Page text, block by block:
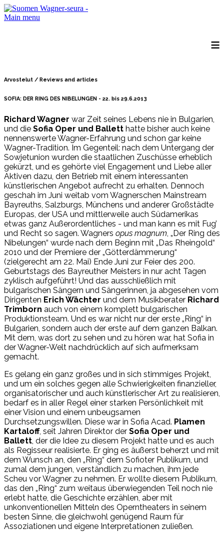
Main menu
≡
Arvostelut / Reviews and articles
SOFIA: DER RING DES NIBELUNGEN - 22. bis 29.6.2013
Richard Wagner war Zeit seines Lebens nie in Bulgarien,
und die Sofia Oper und Ballett hatte bisher auch keine
nennenswerte Wagner-Erfahrung und schon gar keine
Wagner-Tradition. Im Gegenteil: nach dem Untergang der
Sowjetunion wurden die staatlichen Zuschüsse erheblich
gekürzt, und es gehörte viel Engagement und Liebe aller
Aktiven dazu, den Betrieb mit einem interessanten
künstlerischen Angebot aufrecht zu erhalten. Dennoch
geschah im Juni weitab vom Wagnerschen Mainstream
Bayreuths, Salzburgs, Münchens und anderer Großstädte
Europas, der USA und mittlerweile auch Südamerikas
etwas ganz Außerordentliches - und man kann es mit Fug’
und Recht so sagen. Wagners opus magnum , „Der Ring des
Nibelungen“ wurde nach dem Beginn mit „Das Rheingold“
2010 und der Premiere der „Götterdämmerung“
(zielgerecht am 22. Mai) Ende Juni zur Feier des 200.
Geburtstags des Bayreuther Meisters in nur acht Tagen
zyklisch aufgeführt! Und das ausschließlich mit
bulgarischen Sängern und Sängerinnen, ja abgesehen vom
Dirigenten Erich Wächter und dem Musikberater Richard
Trimborn auch von einem komplett bulgarischen
Produktionsteam. Und es war nicht nur der erste „Ring“ in
Bulgarien, sondern auch der erste auf dem ganzen Balkan.
Mit dem, was dort zu sehen und zu hören war, hat Sofia in
der Wagner-Welt nachdrücklich auf sich aufmerksam
gemacht.
Es gelang ein ganz großes und in sich stimmiges Projekt,
und um ein solches gegen alle Schwierigkeiten finanzieller,
organisatorischer und auch künstlerischer Art zu realisieren,
bedarf es in aller Regel einer starken Persönlichkeit mit
einer Vision und einem unbeugsamen
Durchsetzungswillen. Diese war in Sofia Acad. Plamen
Kartaloff, seit Jahren Direktor der Sofia Oper und
Ballett , der die Idee zu diesem Projekt hatte und es auch
als Regisseur realisierte. Er ging es äußerst beherzt und mit
dem Wunsch an, den „Ring“ dem Sofioter Publikum, und
zumal dem jungen, verständlich zu machen, ihm jede
Scheu vor Wagner zu nehmen. Er wollte diesem Publikum,
das den „Ring“ zum weitaus überwiegenden Teil noch nie
erlebt hatte, die Geschichte erzählen, aber mit
unkonventionellen Mitteln des Operntheaters in seinem
besten Sinne, die gleichwohl genügend Raum für
Assoziationen und eigene Interpretationen zuließen.